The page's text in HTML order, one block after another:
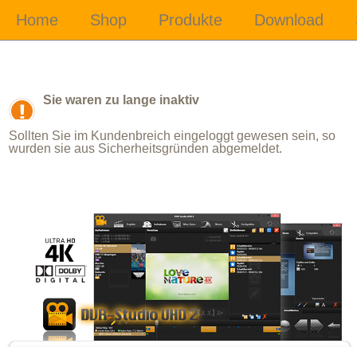
Sie waren zu lange inaktiv
Sollten Sie im Kundenbreich eingeloggt gewesen sein, so
wurden sie aus Sicherheitsgründen abgemeldet.